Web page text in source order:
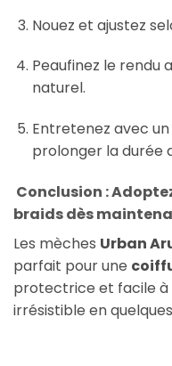
Nouez et ajustez
Peaufinez le rendu
naturel.
Entretenez avec
prolonger la durée
Conclusion :
braids dès
Les mèches Urban
parfait pour une
protectrice et facile à
irrésistible en